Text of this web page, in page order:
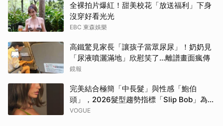
全裸拍片爆紅！甜美校花「放送福利」下身
沒穿好看光光
EBC 東森娛樂
高鐵驚見家長「讓孩子當眾尿尿」！奶奶見
「尿液噴灑滿地」欣慰笑了…離譜畫面瘋傳
鏡報
完美結合極簡「中長髮」與性感「鮑伯
頭」，2026髮型趨勢指標「Slip Bob」為何
自帶90年代超模氣場？
VOGUE